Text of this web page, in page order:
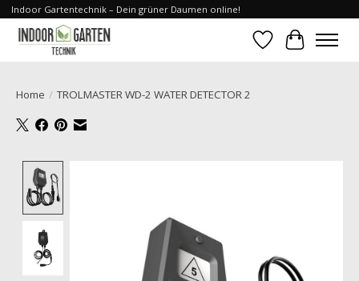
Indoor Gartentechnik – Dein grüner Daumen online!
Verlanglijst
Home / TROLMASTER WD-2 WATER DETECTOR 2